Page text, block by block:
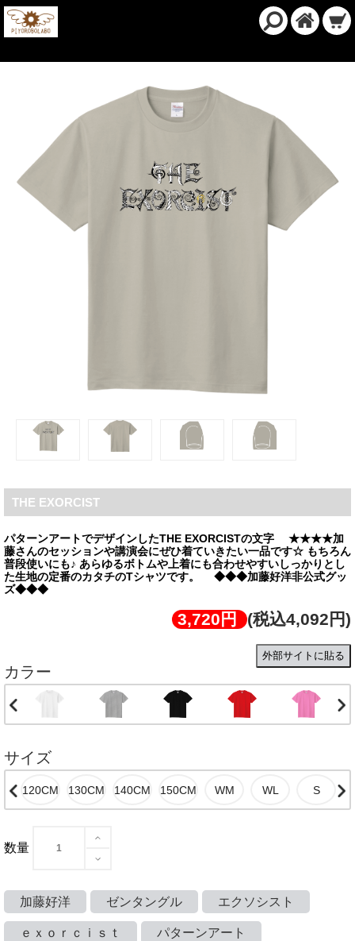
THE EXORCIST
パターンアートでデザインしたTHE EXORCISTの文字 ★★★★加
藤さんのセッションや講演会にぜひ着ていきたい一品です☆ もちろん
普段使いにも♪ あらゆるボトムや上着にも合わせやすいしっかりとし
た生地の定番のカタチのTシャツです。 ◆◆◆加藤好洋非公式グッ
ズ◆◆◆
3,720円 (税込4,092円)
外部サイトに貼る
カラー
サイズ
数量
加藤好洋 ゼンタングル エクソシスト
ｅｘｏｒｃｉｓｔ パターンアート